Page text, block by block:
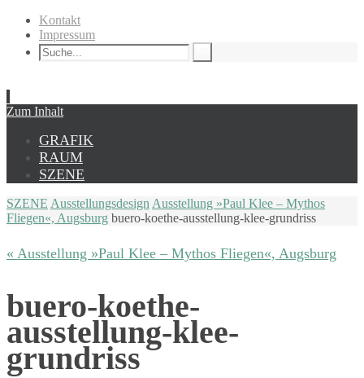
Kontakt
Impressum
Zum Inhalt
GRAFIK
RAUM
SZENE
SZENE Ausstellungsdesign Ausstellung »Paul Klee – Mythos
Fliegen«, Augsburg buero-koethe-ausstellung-klee-grundriss
« Ausstellung »Paul Klee – Mythos Fliegen«, Augsburg
buero-koethe-
ausstellung-klee-
grundriss